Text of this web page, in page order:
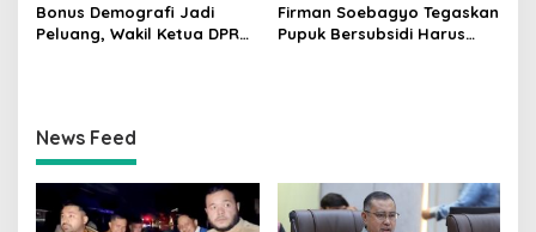
Bonus Demografi Jadi
Peluang, Wakil Ketua DPR
Firman Soebagyo Tegaskan
Pupuk Bersubsidi Harus
News Feed